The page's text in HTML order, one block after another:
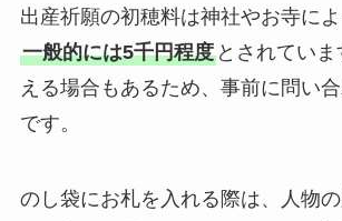
出産祈願の初穂料は神社やお寺によ
一般的には5千円程度とされていま
える場合もあるため、事前に問い
です。
のし袋にお札を入れる際は、人物